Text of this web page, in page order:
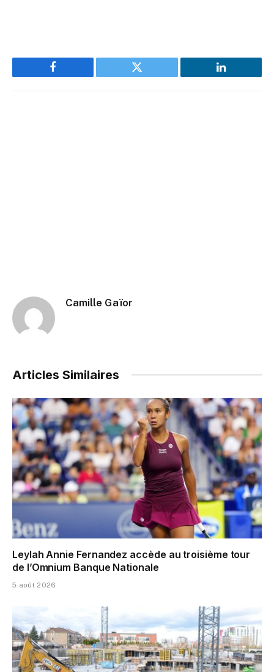
Facebook Twitter LinkedIn
Camille Gaïor
Articles Similaires
Leylah Annie Fernandez accède au troisième tour
de l’Omnium Banque Nationale
5 août 2026